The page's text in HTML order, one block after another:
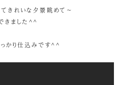
きれいな夕景眺めて～
きました^^
っかり仕込みです^^